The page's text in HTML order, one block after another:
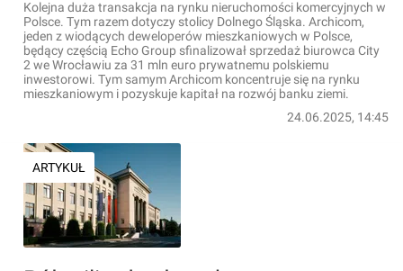
Kolejna duża transakcja na rynku nieruchomości komercyjnych w
Polsce. Tym razem dotyczy stolicy Dolnego Śląska. Archicom,
jeden z wiodących deweloperów mieszkaniowych w Polsce,
będący częścią Echo Group sfinalizował sprzedaż biurowca City
2 we Wrocławiu za 31 mln euro prywatnemu polskiemu
inwestorowi. Tym samym Archicom koncentruje się na rynku
mieszkaniowym i pozyskuje kapitał na rozwój banku ziemi.
24.06.2025, 14:45
ARTYKUŁ